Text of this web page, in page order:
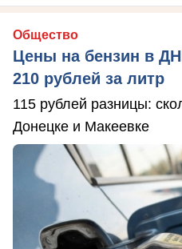
Общество
Цены на бензин в
210 рублей за литр
115 рублей разницы:
Донецке и Макеевке